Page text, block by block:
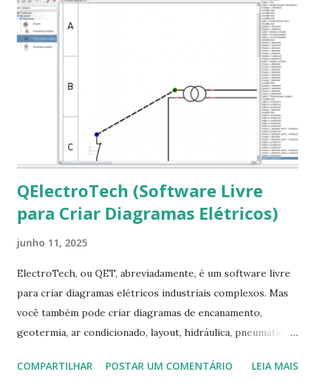
terminal e execute o comando: $ sudo apt-get install ttf-
mscorefonts-installer Leia os termos de uso e avance
clicando em “Ok” Agora aceite os termos de uso clicando
em “Sim” Pronto agora abra o LibreOffice e veja se as
fontes Times New Roman, Arial estão instaladas. Caso
ocorra algum erro ou precisa reinstalar, execute: $ sudo
apt-get install --reinstall ttf-mscorefonts-installer
QElectroTech (Software Livre
para Criar Diagramas Elétricos)
junho 11, 2025
ElectroTech, ou QET, abreviadamente, é um software livre
para criar diagramas elétricos industriais complexos. Mas
você também pode criar diagramas de encanamento,
geotermia, ar condicionado, layout, hidráulica, pneumática,
Na última versão 0.100, a coleção contém mais de 8.000
COMPARTILHAR POSTAR UM COMENTÁRIO LEIA MAIS